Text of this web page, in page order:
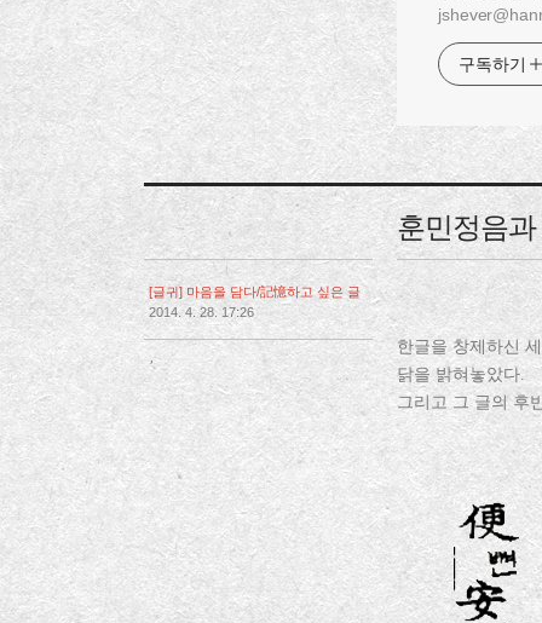
구독하기
[글귀] 마음을 담다/記憶하고 싶은 글
2014. 4. 28. 17:26
훈민정음
한글을 창제하신
닭을 밝혀놓았다.
그리고 그 글의 후